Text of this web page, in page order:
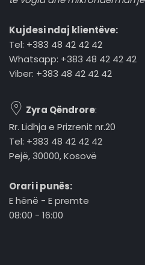
Kujdesi ndaj klientëve:
Tel: +383 48 42 42 42
Whatsapp: +383 48 42 42 42
Viber: +383 48 42 42 42
Zyra Qëndrore:
Rr. Lidhja e Prizrenit nr.20
Tel: +383 48 42 42 42
Pejë, 30000, Kosovë
Orari i punës:
E hënë - E premte
08:00 - 16:00